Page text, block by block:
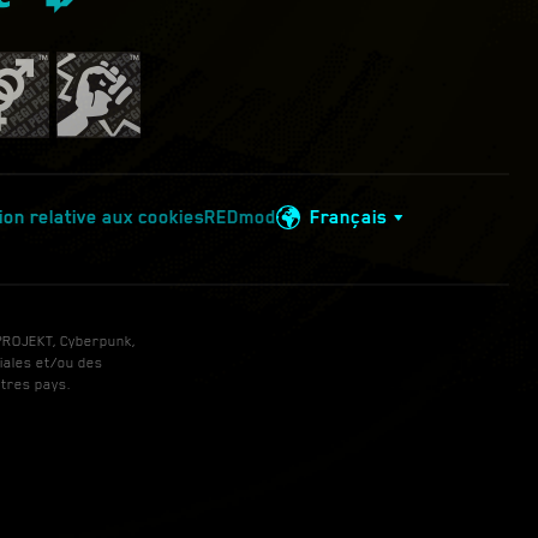
relative aux cookiesREDmod Français
Cyberpunk,
et/ou des
pays.